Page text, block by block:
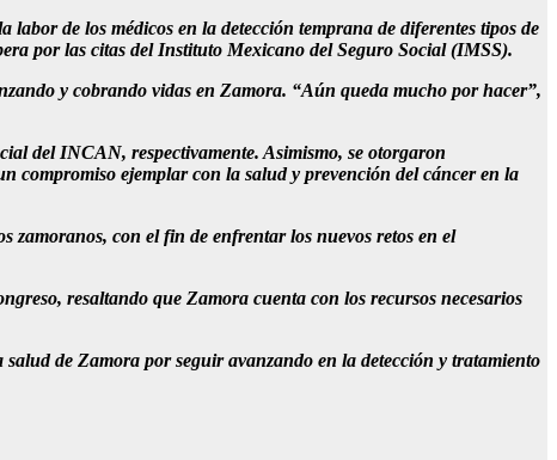
de los médicos en la detección temprana de diferentes tipos de
por las citas del Instituto Mexicano del Seguro Social (IMSS).
y cobrando vidas en Zamora. “Aún queda mucho por hacer”,
del INCAN, respectivamente. Asimismo, se otorgaron
compromiso ejemplar con la salud y prevención del cáncer en la
con el fin de enfrentar los nuevos retos en el
resaltando que Zamora cuenta con los recursos necesarios
de Zamora por seguir avanzando en la detección y tratamiento